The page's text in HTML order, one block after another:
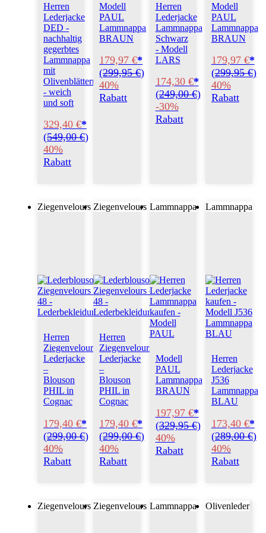
Herren
Lederjacke
DED -
nachhaltig
gegerbtes
Lammnappa
mit
Olivenblättern
- weich
und soft
329,40 €*
(549,00 €)
40%
Rabatt
Modell
PAUL
Lammnappa
BRAUN
179,97 €*
(299,95 €)
40%
Rabatt
Herren
Lederjacke
Lammnappa
Schwarz
- Modell
LARS
174,30 €*
(249,00 €)
-30%
Rabatt
Modell
PAUL
Lammnappa
BRAUN
179,97 €*
(299,95 €)
40%
Rabatt
Ziegenvelours
Herren
Ziegenvelours
Lederjacke
–
Blouson
PHIL in
Cognac
179,40 €*
(299,00 €)
40%
Rabatt
Ziegenvelours
Herren
Ziegenvelours
Lederjacke
–
Blouson
PHIL in
Cognac
179,40 €*
(299,00 €)
40%
Rabatt
Lammnappa
Modell
PAUL
Lammnappa
BRAUN
197,97 €*
(329,95 €)
40%
Rabatt
Lammnappa
Herren
Lederjacke
J536
Lammnappa
BLAU
173,40 €*
(289,00 €)
40%
Rabatt
Ziegenvelours Ziegenvelours Lammnappa Olivenleder